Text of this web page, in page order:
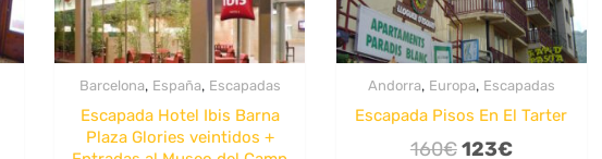
Barcelona, España, Escapadas
Escapada Hotel Ibis Barna
Plaza Glories veintidos +
Andorra, Europa, Escapadas
Escapada Pisos En El Tarter
160€El
123€El